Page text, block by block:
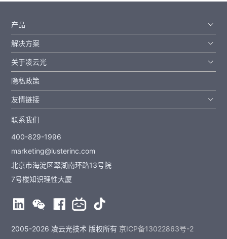
产品
解决方案
关于凌云光
隐私政策
友情链接
联系我们
400-829-1996
marketing@lusterinc.com
北京市海淀区翠湖南环路13号院
7号楼知识理性大厦
2005-2026 凌云光技术 版权所有 京ICP备13022863号-2